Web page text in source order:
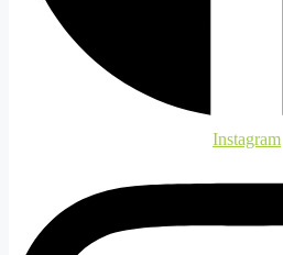
Instagram